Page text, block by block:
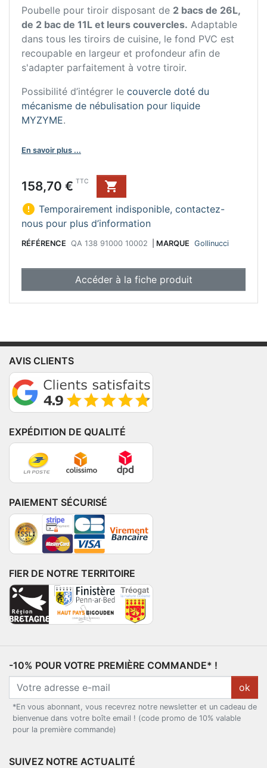
Poubelle pour tiroir disposant de 2 bacs de 26L,
de 2 bac de 11L et leurs couvercles. Adaptable
dans tous les tiroirs de cuisine, le fond PVC est
recoupable en largeur et profondeur afin de
s'adapter parfaitement à votre tiroir.
Possibilité d’intégrer le couvercle doté du
mécanisme de nébulisation pour liquide
MYZYME.
En savoir plus ...
Prix
158,70 € TTC

 Temporairement indisponible, contactez-
nous pour plus d’information
RÉFÉRENCE QA 138 91000 10002 MARQUE Gollinucci
Accéder à la fiche produit
AVIS CLIENTS
EXPÉDITION DE QUALITÉ
PAIEMENT SÉCURISÉ
FIER DE NOTRE TERRITOIRE
-10% POUR VOTRE PREMIÈRE COMMANDE* !
ok
*En vous abonnant, vous recevrez notre newsletter et un cadeau de
bienvenue dans votre boîte email ! (code promo de 10% valable
pour la première commande)
SUIVEZ NOTRE ACTUALITÉ